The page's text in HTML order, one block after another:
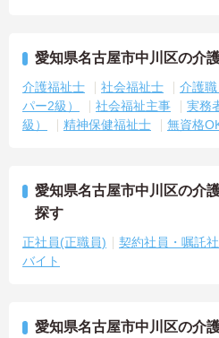
愛知県名古屋市中川区の介
介護福祉士 社会福祉士
介護
パー2級）
社会福祉主事
実務
級）
精神保健福祉士 無資格
愛知県名古屋市中川区の介
探す
正社員(正職員) 契約社員・嘱託
バイト
愛知県名古屋市中川区の介